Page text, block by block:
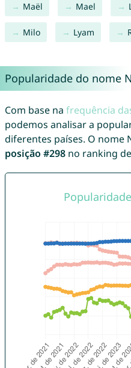
Maël Mael
Milo Lyam
Popularidade do nome
Com base na frequência
podemos analisar a
diferentes países. O nome
posição #298no ranking